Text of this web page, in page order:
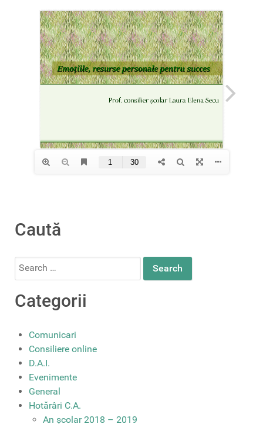
Caută
Search
for:
Categorii
Comunicari
Consiliere online
D.A.I.
Evenimente
General
Hotărâri C.A.
An școlar 2018 – 2019